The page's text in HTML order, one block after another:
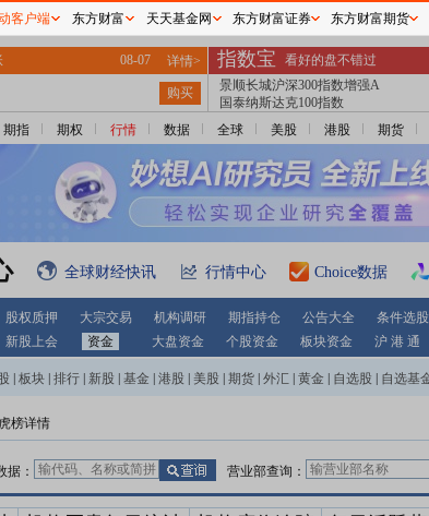
期指 期权 行情 数据 全球 美股 港股 期货
全球财经快讯 行情中心 Choice数据
股权质押 大宗交易 机构调研 期指持仓 公告大全 条件选股
新股上会 资金 大盘资金 个股资金 板块资金 沪 港 通
板块 排行 新股 基金 港股 美股 期货 外汇 黄金 自选股 自选基
榜详情
据： 营业部查询：
客户端 东方财富 天天基金网 东方财富证券 东方财富期货